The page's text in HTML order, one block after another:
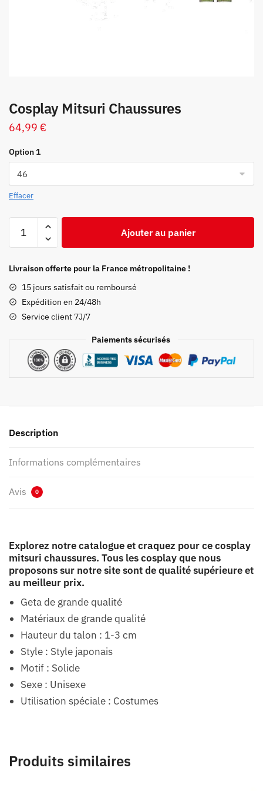
Cosplay Mitsuri Chaussures
64,99 €
Option 1
Effacer
Mitsuri
Ajouter au panier
Livraison offerte pour la France métropolitaine !
15 jours satisfait ou remboursé
Expédition en 24/48h
Service client 7J/7
Paiements sécurisés
Description
Informations complémentaires
Avis 0
Explorez notre catalogue et craquez pour ce cosplay
mitsuri chaussures. Tous les cosplay que nous
proposons sur notre site sont de qualité supérieure et
au meilleur prix.
Geta de grande qualité
Matériaux de grande qualité
Hauteur du talon : 1-3 cm
Style : Style japonais
Motif : Solide
Sexe : Unisexe
Utilisation spéciale : Costumes
Produits similaires